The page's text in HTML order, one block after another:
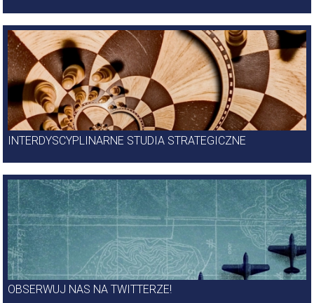
INTERDYSCYPLINARNE STUDIA STRATEGICZNE
OBSERWUJ NAS NA TWITTERZE!